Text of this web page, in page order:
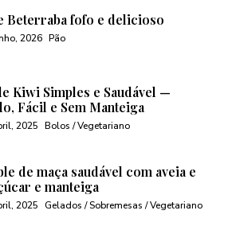
Beterraba fofo e delicioso
2026 Pão
Kiwi Simples e Saudável —
Fácil e Sem Manteiga
2025 Bolos / Vegetariano
de maça saudável com aveia e
e manteiga
2025 Gelados / Sobremesas / Vegetariano